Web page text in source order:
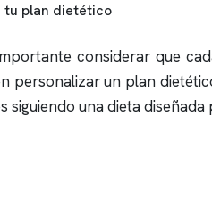
tu plan dietético
considerar que
personalizar un plan
siguiendo una dieta